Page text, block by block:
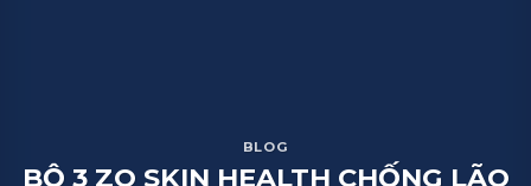
BLOG
BỘ 3 ZO SKIN HEALTH CHỐNG LÃO